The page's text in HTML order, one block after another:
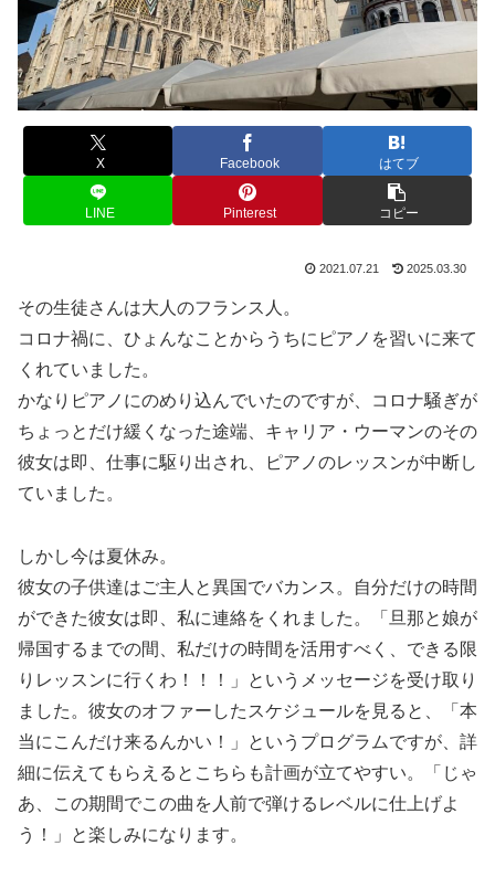
X Facebook はてブ
LINE Pinterest コピー
2021.07.21 2025.03.30
その生徒さんは大人のフランス人。
コロナ禍に、ひょんなことからうちにピアノを習いに来て
くれていました。
かなりピアノにのめり込んでいたのですが、コロナ騒ぎが
ちょっとだけ緩くなった途端、キャリア・ウーマンのその
彼女は即、仕事に駆り出され、ピアノのレッスンが中断し
ていました。
しかし今は夏休み。
彼女の子供達はご主人と異国でバカンス。自分だけの時間
ができた彼女は即、私に連絡をくれました。「旦那と娘が
帰国するまでの間、私だけの時間を活用すべく、できる限
りレッスンに行くわ！！！」というメッセージを受け取り
ました。彼女のオファーしたスケジュールを見ると、「本
当にこんだけ来るんかい！」というプログラムですが、詳
細に伝えてもらえるとこちらも計画が立てやすい。「じゃ
あ、この期間でこの曲を人前で弾けるレベルに仕上げよ
う！」と楽しみになります。